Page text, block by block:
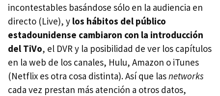
incontestables basándose sólo en la audiencia en
directo (Live), y los hábitos del público
estadounidense cambiaron con la introducción
del TiVo, el DVR y la posibilidad de ver los capítulos
en la web de los canales, Hulu, Amazon o iTunes
(Netflix es otra cosa distinta). Así que lasnetworks
cada vez prestan más atención a otros datos,